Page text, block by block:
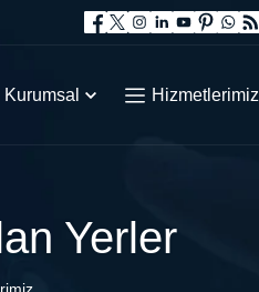
Kurumsal Hizmetlerimiz
Yerler